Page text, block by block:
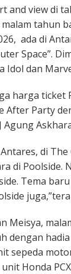
and view di
tahun
ada di
Space”.
dan
harga ticket
After Party
Agung
di
di Poolside.
Tema
Meisya,
dengan
sepeda
Honda